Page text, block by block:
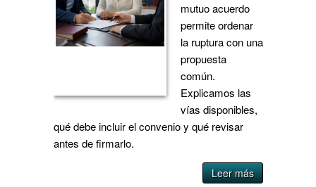
mutuo acuerdo
permite ordenar
la ruptura con una
propuesta
común.
Explicamos las
vías disponibles,
qué debe incluir el convenio y qué revisar
antes de firmarlo.
Leer más